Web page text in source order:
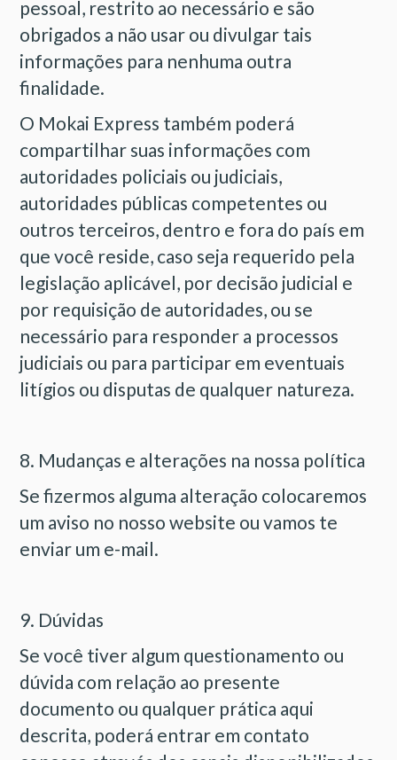
pessoal, restrito ao necessário e são
obrigados a não usar ou divulgar tais
informações para nenhuma outra
finalidade.
O Mokai Express também poderá
compartilhar suas informações com
autoridades policiais ou judiciais,
autoridades públicas competentes ou
outros terceiros, dentro e fora do país em
que você reside, caso seja requerido pela
legislação aplicável, por decisão judicial e
por requisição de autoridades, ou se
necessário para responder a processos
judiciais ou para participar em eventuais
litígios ou disputas de qualquer natureza.
8. Mudanças e alterações na nossa política
Se fizermos alguma alteração colocaremos
um aviso no nosso website ou vamos te
enviar um e-mail.
9. Dúvidas
Se você tiver algum questionamento ou
dúvida com relação ao presente
documento ou qualquer prática aqui
descrita, poderá entrar em contato